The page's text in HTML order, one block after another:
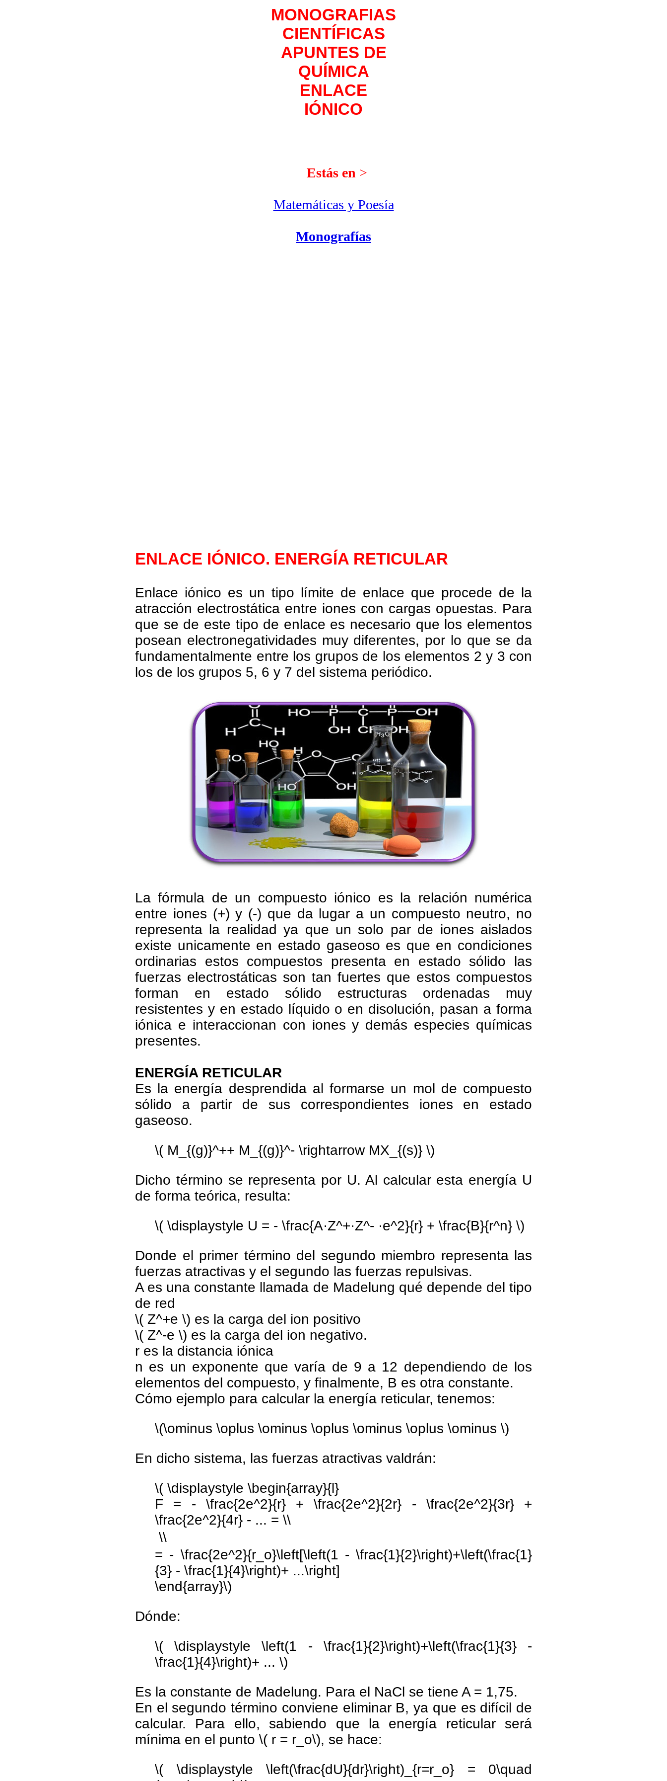
MONOGRAFIAS
CIENTÍFICAS
APUNTES DE
QUÍMICA
ENLACE
IÓNICO
Estás en >
Matemáticas y Poesía
Monografías
ENLACE IÓNICO. ENERGÍA RETICULAR
Enlace iónico es un tipo límite de enlace que procede de la
atracción electrostática entre iones con cargas opuestas. Para
que se de este tipo de enlace es necesario que los elementos
posean electronegatividades muy diferentes, por lo que se da
fundamentalmente entre los grupos de los elementos 2 y 3 con
los de los grupos 5, 6 y 7 del sistema periódico.
La fórmula de un compuesto iónico es la relación numérica
entre iones (+) y (-) que da lugar a un compuesto neutro, no
representa la realidad ya que un solo par de iones aislados
existe unicamente en estado gaseoso es que en condiciones
ordinarias estos compuestos presenta en estado sólido las
fuerzas electrostáticas son tan fuertes que estos compuestos
forman en estado sólido estructuras ordenadas muy
resistentes y en estado líquido o en disolución, pasan a forma
iónica e interaccionan con iones y demás especies químicas
presentes.
ENERGÍA RETICULAR
Es la energía desprendida al formarse un mol de compuesto
sólido a partir de sus correspondientes iones en estado
gaseoso.
\( M_{(g)}^++ M_{(g)}^- \rightarrow MX_{(s)} \)
Dicho término se representa por U. Al calcular esta energía U
de forma teórica, resulta:
\( \displaystyle U = - \frac{A·Z^+·Z^- ·e^2}{r} + \frac{B}{r^n} \)
Donde el primer término del segundo miembro representa las
fuerzas atractivas y el segundo las fuerzas repulsivas.
A es una constante llamada de Madelung qué depende del tipo
de red
\( Z^+e \) es la carga del ion positivo
\( Z^-e \) es la carga del ion negativo.
r es la distancia iónica
n es un exponente que varía de 9 a 12 dependiendo de los
elementos del compuesto, y finalmente, B es otra constante.
Cómo ejemplo para calcular la energía reticular, tenemos:
\(\ominus \oplus \ominus \oplus \ominus \oplus \ominus \)
En dicho sistema, las fuerzas atractivas valdrán:
\( \displaystyle \begin{array}{l}
F = - \frac{2e^2}{r} + \frac{2e^2}{2r} - \frac{2e^2}{3r} +
\frac{2e^2}{4r} - ... = \\
\\
= - \frac{2e^2}{r_o}\left[\left(1 - \frac{1}{2}\right)+\left(\frac{1}
{3} - \frac{1}{4}\right)+ ...\right]
\end{array}\)
Dónde:
\( \displaystyle \left(1 - \frac{1}{2}\right)+\left(\frac{1}{3} -
\frac{1}{4}\right)+ ... \)
Es la constante de Madelung. Para el NaCl se tiene A = 1,75.
En el segundo término conviene eliminar B, ya que es difícil de
calcular. Para ello, sabiendo que la energía reticular será
mínima en el punto \( r = r_o\), se hace:
\( \displaystyle \left(\frac{dU}{dr}\right)_{r=r_o} = 0\quad